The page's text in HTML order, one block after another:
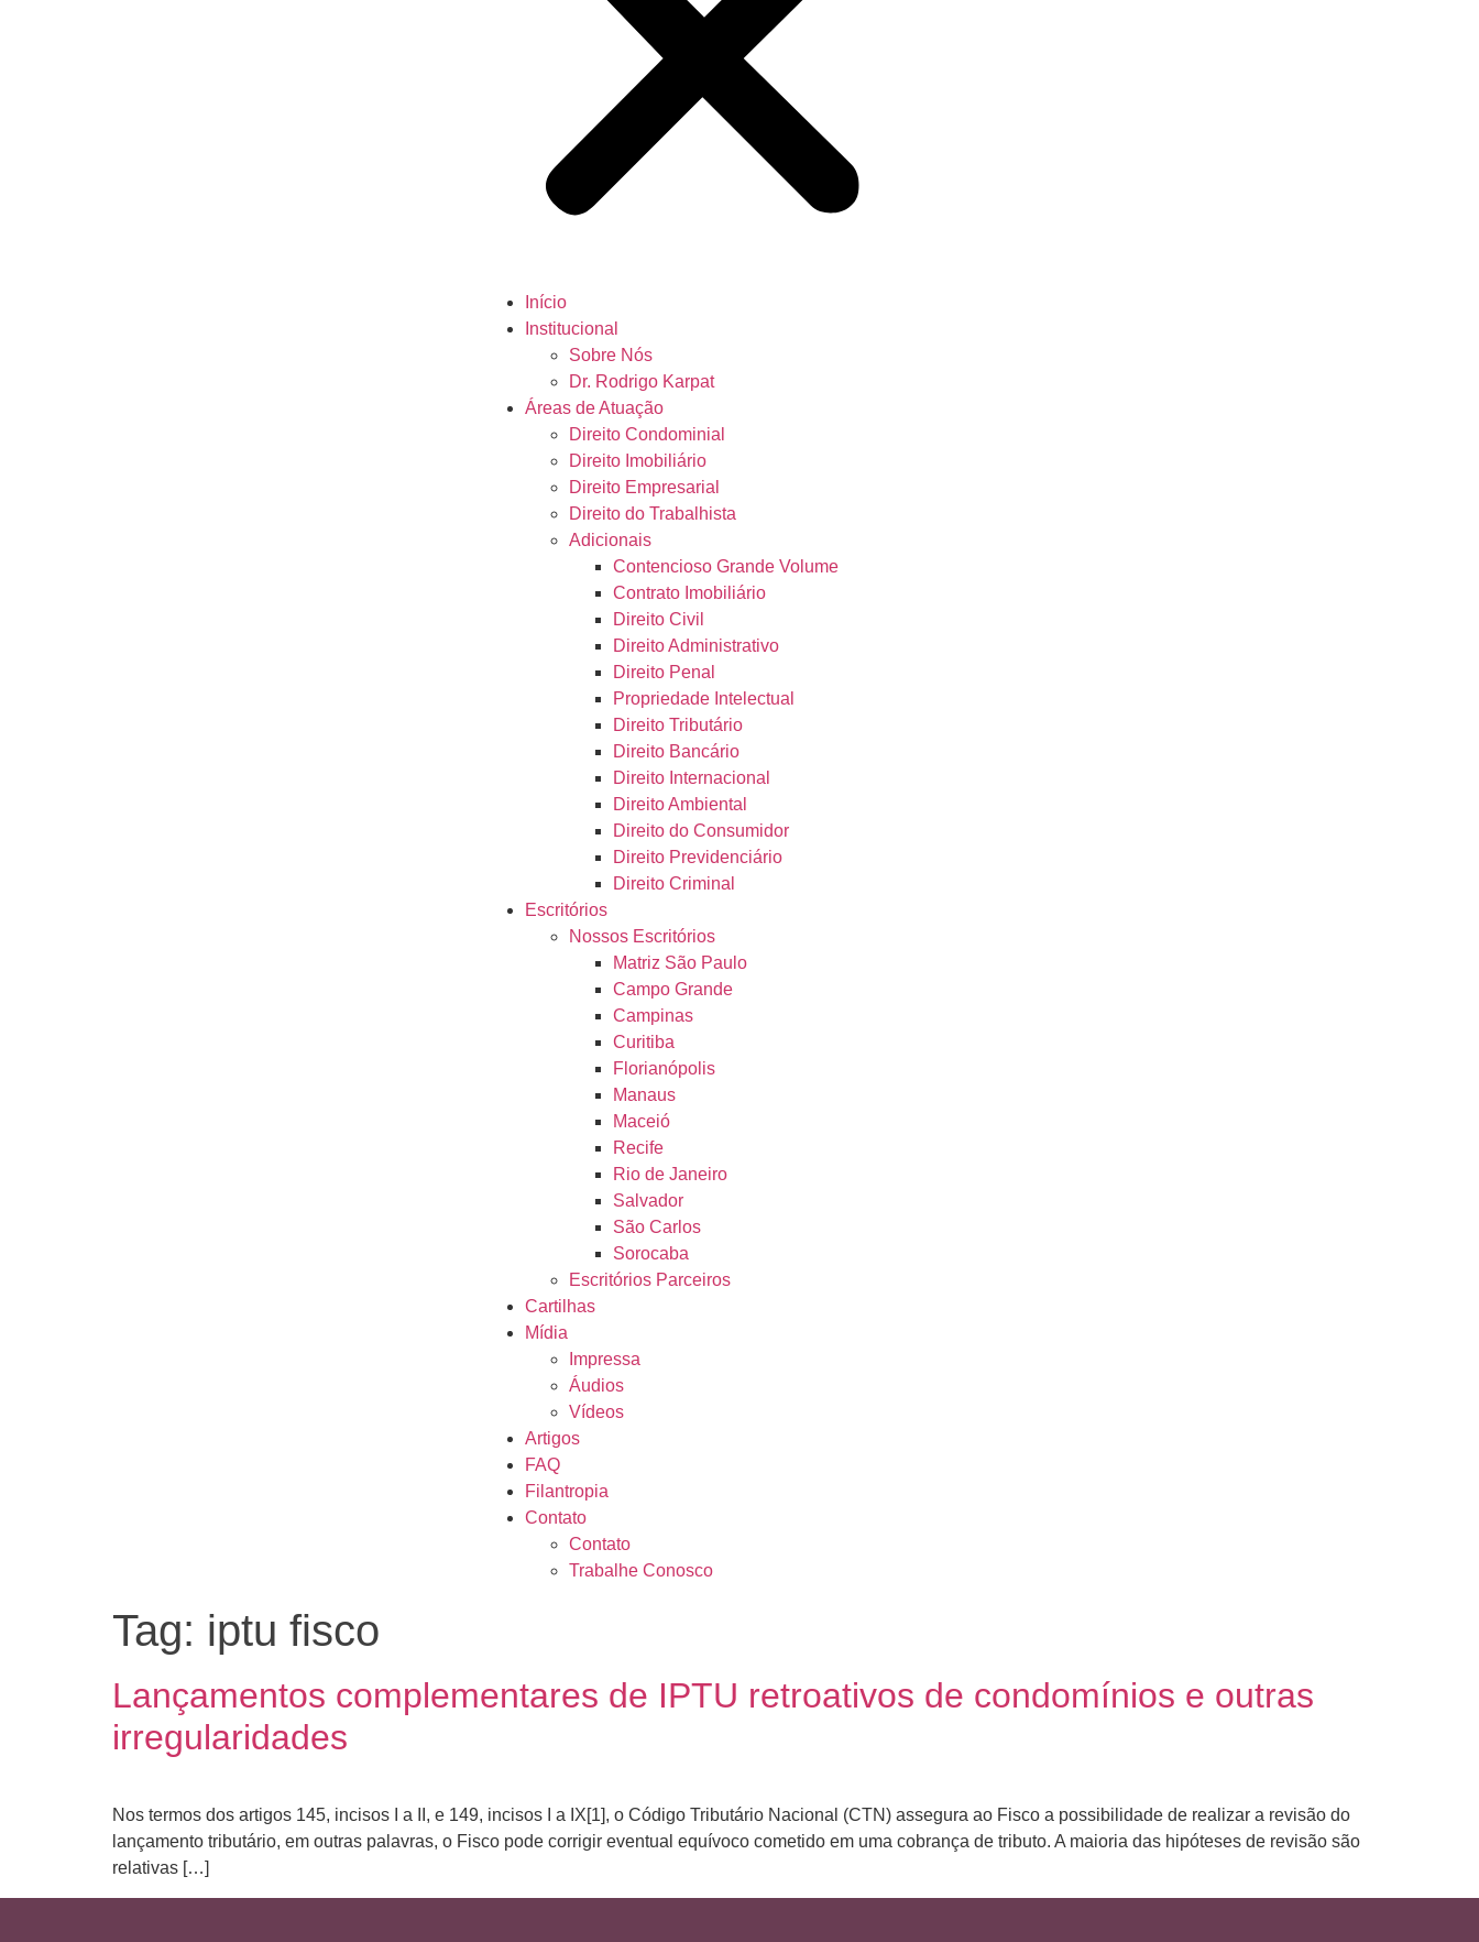
Início
Institucional
Sobre Nós
Dr. Rodrigo Karpat
Áreas de Atuação
Direito Condominial
Direito Imobiliário
Direito Empresarial
Direito do Trabalhista
Adicionais
Contencioso Grande Volume
Contrato Imobiliário
Direito Civil
Direito Administrativo
Direito Penal
Propriedade Intelectual
Direito Tributário
Direito Bancário
Direito Internacional
Direito Ambiental
Direito do Consumidor
Direito Previdenciário
Direito Criminal
Escritórios
Nossos Escritórios
Matriz São Paulo
Campo Grande
Campinas
Curitiba
Florianópolis
Manaus
Maceió
Recife
Rio de Janeiro
Salvador
São Carlos
Sorocaba
Escritórios Parceiros
Cartilhas
Mídia
Impressa
Áudios
Vídeos
Artigos
FAQ
Filantropia
Contato
Contato
Trabalhe Conosco
Tag: iptu fisco
Lançamentos complementares de IPTU retroativos de condomínios e outras
irregularidades
Nos termos dos artigos 145, incisos I a II, e 149, incisos I a IX[1], o Código Tributário Nacional (CTN) assegura ao Fisco a possibilidade de realizar a revisão do
lançamento tributário, em outras palavras, o Fisco pode corrigir eventual equívoco cometido em uma cobrança de tributo. A maioria das hipóteses de revisão são
relativas […]